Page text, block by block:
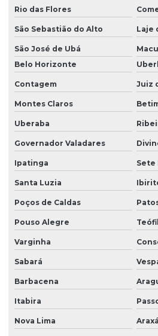
Licenciamento ambiental de aterro
Licenciamento ambiental de atividades
Licenciamento ambiental de barragens
Licenciamento ambiental para
Licenciamento ambiental para
Licenciamento ambiental de fábricas
Licenciamento ambiental industrial
Licenciamento ambiental para
Licenciamento ambiental de rodovias
Licenciamento ambiental rural
Licenciamento ambiental urbano
Modelagem matemática ambiental
Monitoramento ambiental água
Monitoramento ambiental análise
Monitoramento ambiental do solo
Rio das Flores
São Sebastião do Alto Laje
São José de Ubá
Belo Horizonte
Contagem Juiz
Montes Claros
Uberaba
Governador Valadares
Ipatinga Sete
Santa Luzia
Poços de Caldas
Pouso Alegre
Varginha
Sabará
Barbacena
Itabira
Nova Lima Araxá